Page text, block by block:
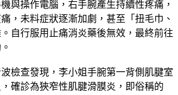
與操作電腦，右手腕產生持續性疼痛，
，未料症狀逐漸加劇，甚至「扭毛巾、
自行服用止痛消炎藥後無效，最終前往
檢查發現，李小姐手腕第一背側肌腱室
確診為狹窄性肌腱滑膜炎，即俗稱的